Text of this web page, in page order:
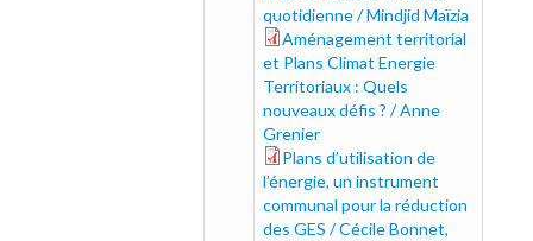
quotidienne / Mindjid Maïzia
amenagement_0.pdf
Aménagement territorial
et Plans Climat Energie
Territoriaux : Quels
nouveaux défis ? / Anne
Grenier
plans_0.pdf
Plans d’utilisation de
l’énergie, un instrument
communal pour la réduction
des GES / Cécile Bonnet,